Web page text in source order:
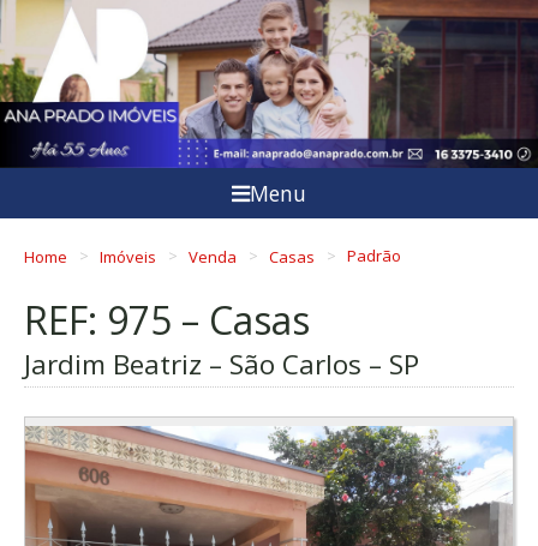
Menu
Home Imóveis Venda Casas Padrão
REF: 975 – Casas
Jardim Beatriz – São Carlos – SP